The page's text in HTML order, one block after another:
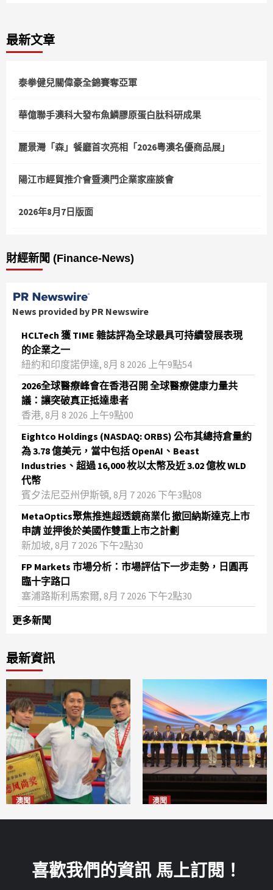
最新文章
泰拳健兒關偉豪全錦賽奪亞軍
華億聯手澳科大發布魚鱗膠原蛋白肽科研成果
麗景灣「森」餐廳首次亮相「2026粵澳名優商品展」
陽江市經貿推介會暨澳門企業家座談會
2026年8月7日版面
財經新聞 (Finance-News)
News provided by PR Newswire
HCLTech 獲 TIME 雜誌評為全球最具可持續發展表現
的企業之一
紐約和印度諾伊達, 8月 8 2026 上午9點54
2026全球醫療峰會在香港召開 全球醫療健康力量共
議：讓突破真正抵達患者
香港, 8月 8 2026 上午9點00
Eightco Holdings (NASDAQ: ORBS) 公布其總持倉量約
為 3.78 億美元，當中包括 OpenAI、Beast
Industries、超過 16,000 枚以太幣及近 3.02 億枚 WLD
代幣
賓夕法尼亞州伊斯頓, 8月 7 2026 下午3點08
MetaOptics聚焦推進超透鏡商業化 撤回納斯達克上市
申請 並押後於美國作雙重上市之計劃
新加坡, 8月 7 2026 下午2點30
FP Markets 市場分析：市場評估下一步走勢，日圓再
臨十字路口
塞浦路斯利馬索爾, 8月 7 2026 下午2點30
更多新聞
最新資訊
澳聞 澳聞
喜歡我們的資訊 馬上訂閱！